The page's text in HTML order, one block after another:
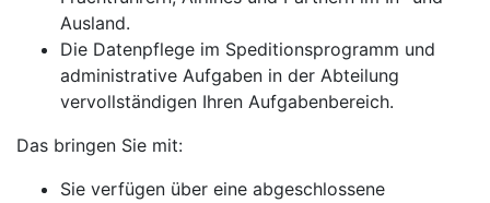
Ausland.
Die Datenpflege im Speditionsprogramm und
administrative Aufgaben in der Abteilung
vervollständigen Ihren Aufgabenbereich.
Das bringen Sie mit:
Sie verfügen über eine abgeschlossene